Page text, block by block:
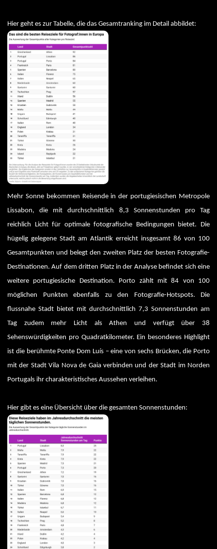
Hier geht es zur Tabelle, die das Gesamtranking im Detail abbildet:
Mehr Sonne bekommen Reisende in der portugiesischen Metropole
Lissabon, die mit durchschnittlich 8,3 Sonnenstunden pro Tag
reichlich Licht für optimale fotografische Bedingungen bietet. Die
hügelig gelegene Stadt am Atlantik erreicht insgesamt 86 von 100
Gesamtpunkten und belegt den zweiten Platz der besten Fotografie-
Destinationen. Auf dem dritten Platz in der Analyse befindet sich eine
weitere portugiesische Destination. Porto zählt mit 84 von 100
möglichen Punkten ebenfalls zu den Fotografie-Hotspots. Die
flussnahe Stadt bietet mit durchschnittlich 7,3 Sonnenstunden am
Tag zudem mehr Licht als Athen und verfügt über 38
Sehenswürdigkeiten pro Quadratkilometer. Ein besonderes Highlight
ist die berühmte Ponte Dom Luís – eine von sechs Brücken, die Porto
mit der Stadt Vila Nova de Gaia verbinden und der Stadt im Norden
Portugals ihr charakteristisches Aussehen verleihen.
Hier gibt es eine Übersicht über die gesamten Sonnenstunden: